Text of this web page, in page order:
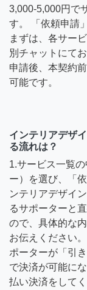
3,000-5,000円で
す。 「依頼申請
まずは、各サー
別チャットにて
申請後、本契約
可能です。
インテリアデザ
る流れは？
1.サービス一覧
ー）を選び、「
ンテリアデザイ
るサポーターと
ので、具体的な
お伝えください
ポーターが「引
で決済が可能に
払い決済をして